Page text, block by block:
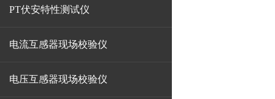
PT伏安特性测试仪
电流互感器现场校验仪
电压互感器现场校验仪